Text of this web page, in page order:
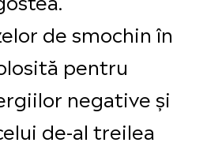
de smochin în
pentru
negative și
de-al treilea